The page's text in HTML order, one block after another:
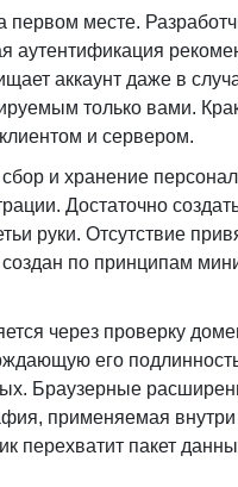
первом месте.
аутентификация
аккаунт даже в
только вами.
и сервером.
и хранение
Достаточно
руки. Отсутствие
по принципам
через проверку
его
Браузерные
применяемая внутри
пакет